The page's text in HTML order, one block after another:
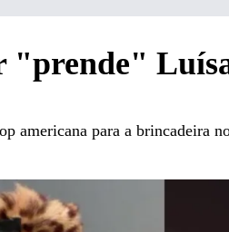
americana para a brincadeira